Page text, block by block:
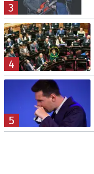
3
4
5